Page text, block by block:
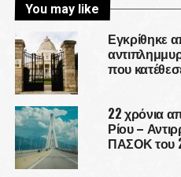
You may like
Εγκρίθηκε
που
22 χρόνια
Ρίου –
ΠΑΣΟΚ του